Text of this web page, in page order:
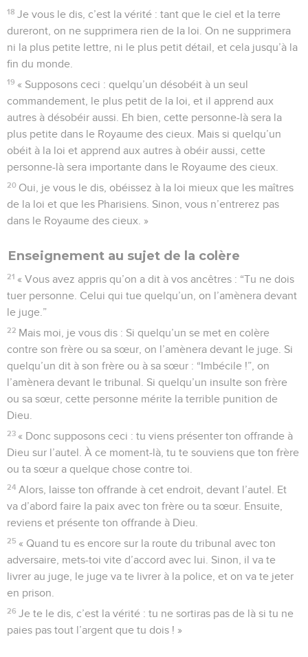
18 Je vous le dis, c’est la vérité : tant que le ciel et la terre
dureront, on ne supprimera rien de la loi. On ne supprimera
ni la plus petite lettre, ni le plus petit détail, et cela jusqu’à la
fin du monde.
19 « Supposons ceci : quelqu’un désobéit à un seul
commandement, le plus petit de la loi, et il apprend aux
autres à désobéir aussi. Eh bien, cette personne-là sera la
plus petite dans le Royaume des cieux. Mais si quelqu’un
obéit à la loi et apprend aux autres à obéir aussi, cette
personne-là sera importante dans le Royaume des cieux.
20 Oui, je vous le dis, obéissez à la loi mieux que les maîtres
de la loi et que les Pharisiens. Sinon, vous n’entrerez pas
dans le Royaume des cieux. »
Enseignement au sujet de la colère
21 « Vous avez appris qu’on a dit à vos ancêtres : “Tu ne dois
tuer personne. Celui qui tue quelqu’un, on l’amènera devant
le juge.”
22 Mais moi, je vous dis : Si quelqu’un se met en colère
contre son frère ou sa sœur, on l’amènera devant le juge. Si
quelqu’un dit à son frère ou à sa sœur : “Imbécile !”, on
l’amènera devant le tribunal. Si quelqu’un insulte son frère
ou sa sœur, cette personne mérite la terrible punition de
Dieu.
23 « Donc supposons ceci : tu viens présenter ton offrande à
Dieu sur l’autel. À ce moment-là, tu te souviens que ton frère
ou ta sœur a quelque chose contre toi.
24 Alors, laisse ton offrande à cet endroit, devant l’autel. Et
va d’abord faire la paix avec ton frère ou ta sœur. Ensuite,
reviens et présente ton offrande à Dieu.
25 « Quand tu es encore sur la route du tribunal avec ton
adversaire, mets-toi vite d’accord avec lui. Sinon, il va te
livrer au juge, le juge va te livrer à la police, et on va te jeter
en prison.
26 Je te le dis, c’est la vérité : tu ne sortiras pas de là si tu ne
paies pas tout l’argent que tu dois ! »